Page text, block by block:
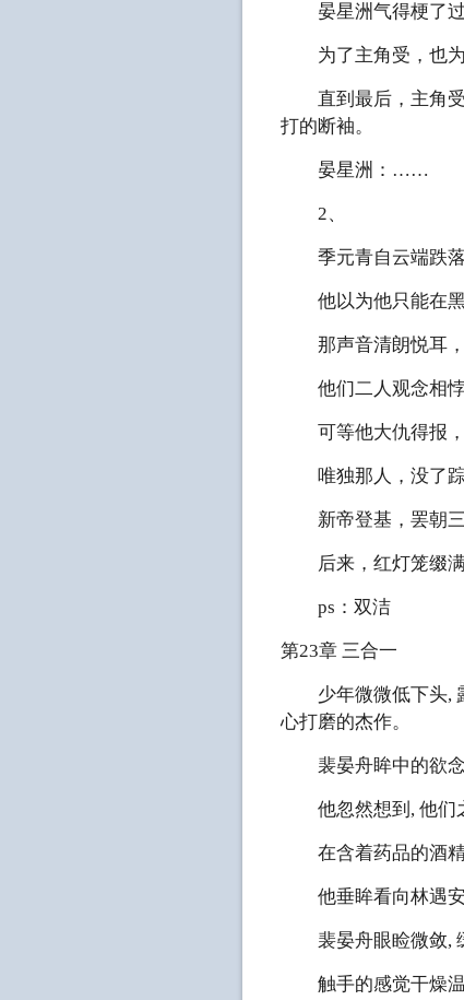
晏星洲气得梗了过
为了主角受，也为
直到最后，主角受
打的断袖。
晏星洲：……
2、
季元青自云端跌落
他以为他只能在黑
那声音清朗悦耳，
他们二人观念相悖
可等他大仇得报，
唯独那人，没了踪
新帝登基，罢朝三
后来，红灯笼缀满
ps：双洁
第23章 三合一
少年微微低下头, 露
心打磨的杰作。
裴晏舟眸中的欲念
他忽然想到, 他们之
在含着药品的酒精
他垂眸看向林遇安,
裴晏舟眼睑微敛, 缓
触手的感觉干燥温